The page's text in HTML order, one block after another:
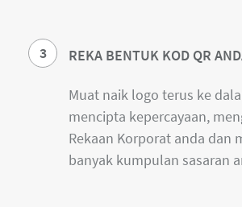
3 REKA BENTUK KOD QR
Muat naik logo terus ke
mencipta kepercayaan,
Rekaan Korporat anda dan
banyak kumpulan sasaran